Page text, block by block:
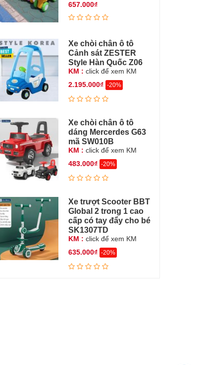
657.000₫
Xe chòi chân ô tô
Cảnh sát ZESTER
Style Hàn Quốc Z06
KM : click để xem KM
2.195.000₫ -20%
Xe chòi chân ô tô
dáng Mercerdes G63
mã SW010B
KM : click để xem KM
483.000₫ -20%
Xe trượt Scooter BBT
Global 2 trong 1 cao
cấp có tay đẩy cho bé
SK1307TD
KM : click để xem KM
635.000₫ -20%